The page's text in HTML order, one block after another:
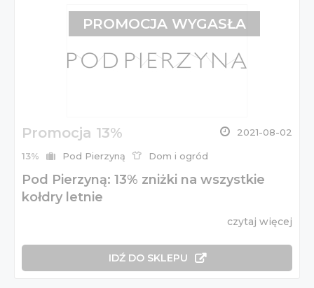
Promocja 13% 2021-08-02
13% Pod Pierzyną Dom i ogród
Pod Pierzyną: 13% zniżki na wszystkie
kołdry letnie
czytaj więcej
IDŹ DO SKLEPU
PROMOCJA WYGASŁA